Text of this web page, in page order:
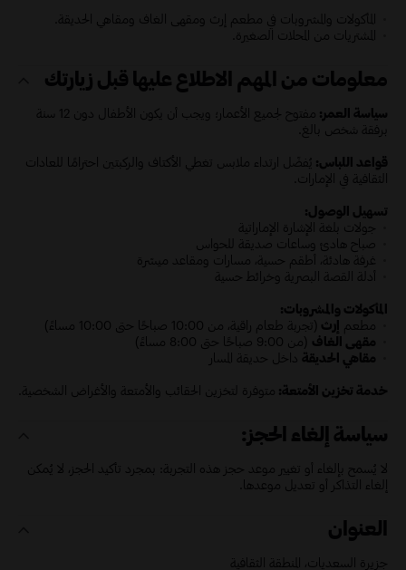
المأكولات والمشروبات في مطعم إرث ومقهى الغاف ومقاهي الحديقة.
المشتريات من المحلات الصغيرة.
معلومات من المهم الاطلاع عليها قبل زيارتك
سياسة العمر:
برفقة شخص بالغ.
قواعد اللباس: يُفضّل ارتداء ملابس تغطي الأكتاف والركبتين احترامًا للعادات
الثقافية في الإمارات.
تسهيل الوصول:
جولات بلغة الإشارة الإماراتية
صباح هادئ وساعات صديقة للحواس
غرفة هادئة، أطقم حسية، مسارات ومقاعد ميسّرة
أدلة القصة البصرية وخرائط حسية
المأكولات والمشروبات:
مطعم إرث (تجربة طعام راقية، من 10:00 صباحًا حتى 10:00 مساءً)
مقهى الغاف (من 9:00 صباحًا حتى 8:00 مساءً)
مقاهي الحديقة داخل حديقة المسار
خدمة تخزين الأمتعة: متوفرة لتخزين الحقائب والأمتعة والأغراض الشخصية.
سياسة إلغاء الحجز:
لا يُسمح بإلغاء أو تغيير موعد حجز هذه التجربة: بمجرد تأكيد الحجز، لا يُمكن
إلغاء التذاكر أو تعديل موعدها.
العنوان
جزيرة السعديات، المنطقة الثقافية